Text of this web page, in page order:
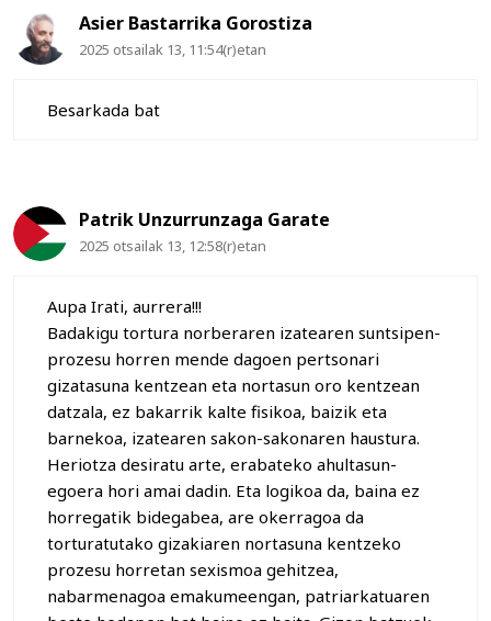
Asier Bastarrika Gorostiza
2025 otsailak 13, 11:54(r)etan
Besarkada bat
Patrik Unzurrunzaga Garate
2025 otsailak 13, 12:58(r)etan
Aupa Irati, aurrera!!!
Badakigu tortura norberaren izatearen suntsipen-
prozesu horren mende dagoen pertsonari
gizatasuna kentzean eta nortasun oro kentzean
datzala, ez bakarrik kalte fisikoa, baizik eta
barnekoa, izatearen sakon-sakonaren haustura.
Heriotza desiratu arte, erabateko ahultasun-
egoera hori amai dadin. Eta logikoa da, baina ez
horregatik bidegabea, are okerragoa da
torturatutako gizakiaren nortasuna kentzeko
prozesu horretan sexismoa gehitzea,
nabarmenagoa emakumeengan, patriarkatuaren